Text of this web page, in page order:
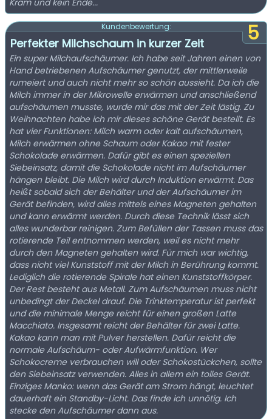
Kram und kein Ende...
5
Kundenbewertung:
Perfekter Milchschaum in kurzer Zeit
Ein super Milchaufschäumer. Ich habe seit Jahren einen von
Hand betriebenen Aufschäumer genutzt, der mittlerweile
rumeiert und auch nicht mehr so schön aussieht. Da ich die
Milch immer in der Mikrowelle erwärmen und anschließend
aufschäumen musste, wurde mir das mit der Zeit lästig. Zu
Weihnachten habe ich mir dieses schöne Gerät bestellt. Es
hat vier Funktionen: Milch warm oder kalt aufschäumen,
Milch erwärmen ohne Schaum oder Kakao mit fester
Schokolade erwärmen. Dafür gibt es einen speziellen
Siebeinsatz, damit die Schokolade nicht im Aufschäumer
hängen bleibt. Die Milch wird durch Induktion erwärmt. Das
heißt sobald sich der Behälter und der Aufschäumer im
Gerät befinden, wird alles mittels eines Magneten gehalten
und kann erwärmt werden. Durch diese Technik lässt sich
alles wunderbar reinigen. Zum Befüllen der Tassen muss das
rotierende Teil entnommen werden, weil es nicht mehr
durch den Magneten gehalten wird. Für mich war wichtig,
dass nicht viel Kunststoff mit der Milch in Berührung kommt.
Lediglich die rotierende Spirale hat einen Kunststoffkörper.
Der Rest besteht aus Metall. Zum Aufschäumen muss nicht
unbedingt der Deckel drauf. Die Trinktemperatur ist perfekt
und die minimale Menge reicht für einen großen Latte
Macchiato. Insgesamt reicht der Behälter für zwei Latte.
Kakao kann man mit Pulver herstellen. Dafür reicht die
normale Aufschäum- oder Aufwärmfunktion. Wer
Schokocreme verbrauchen will oder Schokostückchen, sollte
den Siebeinsatz verwenden. Alles in allem ein tolles Gerät.
Einziges Manko: wenn das Gerät am Strom hängt, leuchtet
dauerhaft ein Standby-Licht. Das finde ich unnötig. Ich
stecke den Aufschäumer dann aus.